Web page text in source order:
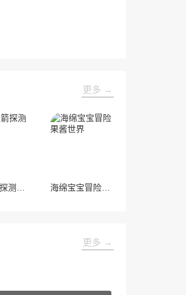
更多 →
海绵宝宝冒险果酱世界
更多 →